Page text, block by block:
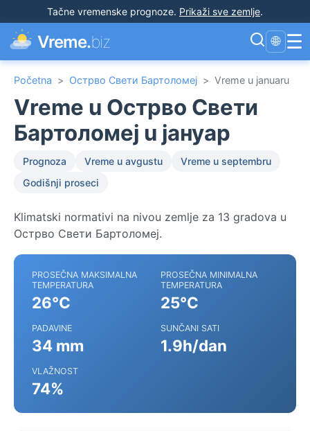
Tačne vremenske prognoze. Prikaži sve zemlje.
Vreme.biz 🌐 ☰
Početna > Острво Свети Бартоломеј > Vreme u januaru
Vreme u Острво Свети
Бартоломеј u јануар
Prognoza Vreme u avgustu
Vreme u septembru
Godišnji proseci
Klimatski normativi na nivou zemlje za 13 gradova u
Острво Свети Бартоломеј.
PROSEČNA MAKSIMALNA
TEMPERATURA
26°C
PROSEČNA MINIMALNA
TEMPERATURA
25°C
PADAVINE
34 mm
SUNČANI SATI
1.9h/dan
VLAŽNOST
74%